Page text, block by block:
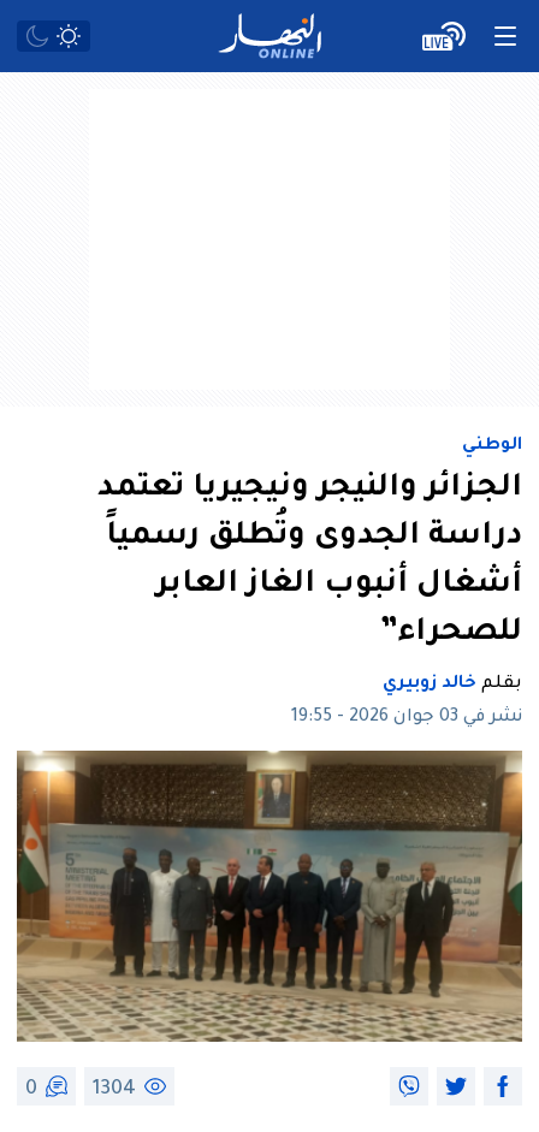
الوطني
الجزائر والنيجر ونيجيريا تعتمد
دراسة الجدوى وتُطلق رسمياً
أشغال أنبوب الغاز العابر
للصحراء”
بقلم خالد زوبيري
نشر في 03 جوان 2026 - 19:55
1304
0